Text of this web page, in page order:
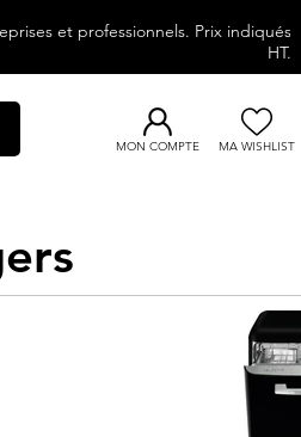
et professionnels. Prix indiqués
HT.
MON COMPTE MA WISHLIST